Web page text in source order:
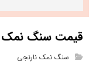
قیمت سنگ نمک
سنگ نمک نارنجی